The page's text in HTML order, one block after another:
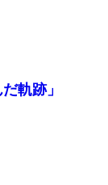
軌跡」